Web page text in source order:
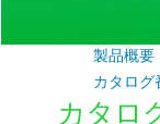
製品概要
カタログ
カタロ